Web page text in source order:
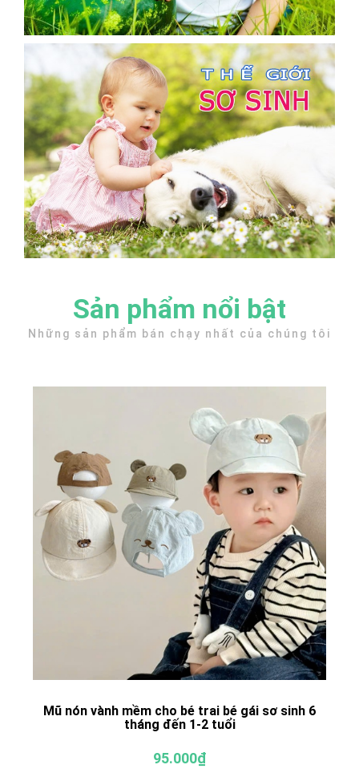
Sản phẩm nổi bật
Những sản phẩm bán chạy nhất của chúng tôi
Mũ nón vành mềm cho bé trai bé gái sơ sinh 6
tháng đến 1-2 tuổi
95.000₫